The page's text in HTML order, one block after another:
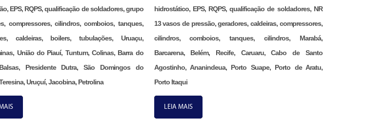
EPS, RQPS, qualificação de soldadores, grupo
compressores, cilindros, comboios, tanques,
caldeiras, boilers, tubulações, Uruaçu,
União do Piauí, Tuntum, Colinas, Barra do
Presidente Dutra, São Domingos do
Uruçuí, Jacobina, Petrolina
hidrostático, EPS, RQPS, qualificação de soldadores, NR
13 vasos de pressão, geradores, caldeiras, compressores,
cilindros, comboios, tanques, cilindros, Marabá,
Barcarena, Belém, Recife, Caruaru, Cabo de Santo
Agostinho, Ananindeua, Porto Suape, Porto de Aratu,
Porto Itaqui
LEIA MAIS